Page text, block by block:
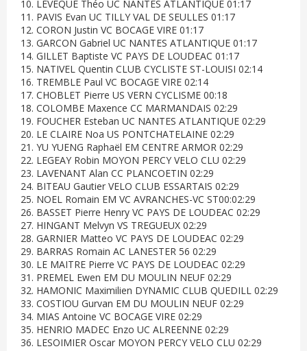
10. LEVEQUE Théo UC NANTES ATLANTIQUE 01:17
11. PAVIS Evan UC TILLY VAL DE SEULLES 01:17
12. CORON Justin VC BOCAGE VIRE 01:17
13. GARCON Gabriel UC NANTES ATLANTIQUE 01:17
14. GILLET Baptiste VC PAYS DE LOUDEAC 01:17
15. NATIVEL Quentin CLUB CYCLISTE ST-LOUISI 02:14
16. TREMBLE Paul VC BOCAGE VIRE 02:14
17. CHOBLET Pierre US VERN CYCLISME 00:18
18. COLOMBE Maxence CC MARMANDAIS 02:29
19. FOUCHER Esteban UC NANTES ATLANTIQUE 02:29
20. LE CLAIRE Noa US PONTCHATELAINE 02:29
21. YU YUENG Raphaël EM CENTRE ARMOR 02:29
22. LEGEAY Robin MOYON PERCY VELO CLU 02:29
23. LAVENANT Alan CC PLANCOETIN 02:29
24. BITEAU Gautier VELO CLUB ESSARTAIS 02:29
25. NOEL Romain EM VC AVRANCHES-VC ST00:02:29
26. BASSET Pierre Henry VC PAYS DE LOUDEAC 02:29
27. HINGANT Melvyn VS TREGUEUX 02:29
28. GARNIER Matteo VC PAYS DE LOUDEAC 02:29
29. BARRAS Romain AC LANESTER 56 02:29
30. LE MAITRE Pierre VC PAYS DE LOUDEAC 02:29
31. PREMEL Ewen EM DU MOULIN NEUF 02:29
32. HAMONIC Maximilien DYNAMIC CLUB QUEDILL 02:29
33. COSTIOU Gurvan EM DU MOULIN NEUF 02:29
34. MIAS Antoine VC BOCAGE VIRE 02:29
35. HENRIO MADEC Enzo UC ALREENNE 02:29
36. LESOIMIER Oscar MOYON PERCY VELO CLU 02:29